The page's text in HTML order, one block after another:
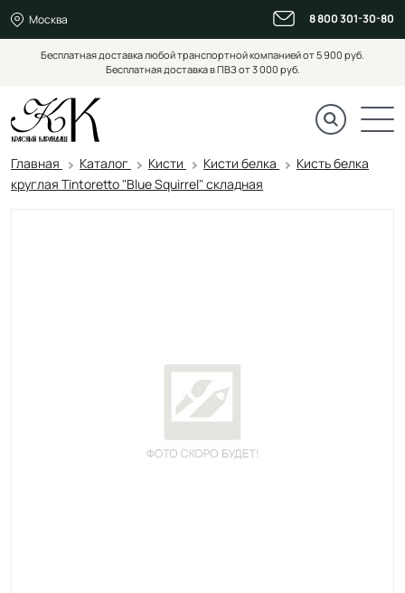
Москва 8 800 301-30-80
Бесплатная доставка любой транспортной компанией от 5 900 руб.
Бесплатная доставка в ПВЗ от 3 000 руб.
Главная Каталог Кисти Кисти белка
Кисть белка
круглая Tintoretto "Blue Squirrel" складная